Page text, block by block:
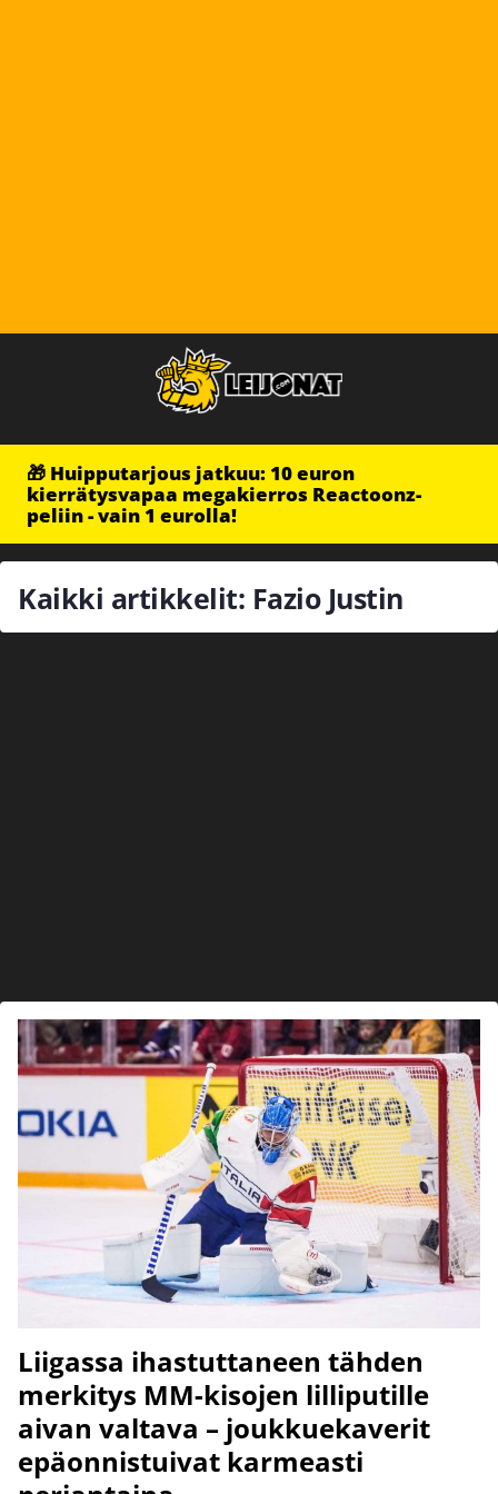
🎁 Huipputarjous jatkuu: 10 euron
kierrätysvapaa megakierros Reactoonz-
peliin - vain 1 eurolla!
Kaikki artikkelit: Fazio Justin
Liigassa ihastuttaneen tähden
merkitys MM-kisojen lilliputille
aivan valtava – joukkuekaverit
epäonnistuivat karmeasti